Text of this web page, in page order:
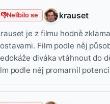
👎Nelíbilo se krauset
je z filmu hodně
Film podle něj
diváka vtáhnout do
podle něj promarnil